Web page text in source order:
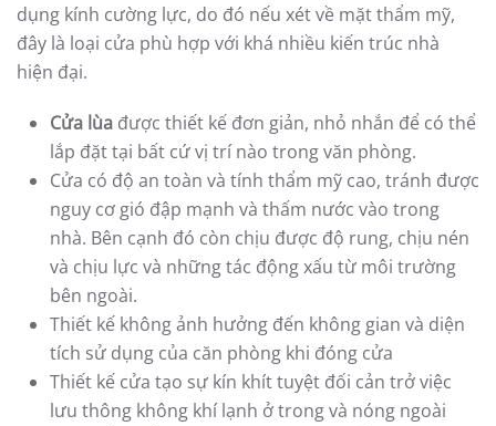
dụng kính cường lực, do đó nếu xét về mặt thẩm mỹ,
đây là loại cửa phù hợp với khá nhiều kiến trúc nhà
hiện đại.
Cửa lùa được thiết kế đơn giản, nhỏ nhắn để có thể
lắp đặt tại bất cứ vị trí nào trong văn phòng.
Cửa có độ an toàn và tính thẩm mỹ cao, tránh được
nguy cơ gió đập mạnh và thấm nước vào trong
nhà. Bên cạnh đó còn chịu được độ rung, chịu nén
và chịu lực và những tác động xấu từ môi trường
bên ngoài.
Thiết kế không ảnh hưởng đến không gian và diện
tích sử dụng của căn phòng khi đóng cửa
Thiết kế cửa tạo sự kín khít tuyệt đối cản trở việc
lưu thông không khí lạnh ở trong và nóng ngoài